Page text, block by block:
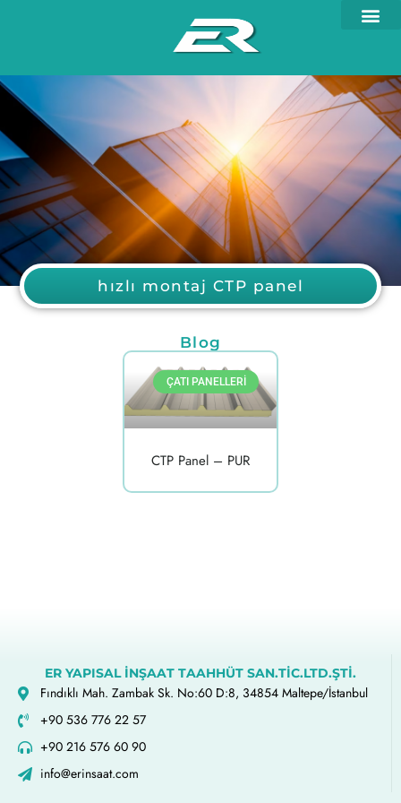
hızlı montaj CTP panel
Blog
ÇATI PANELLERI
CTP Panel – PUR
ER YAPISAL İNŞAAT TAAHHÜT SAN.TİC.LTD.ŞTİ.
Fındıklı Mah. Zambak Sk. No:60 D:8, 34854 Maltepe/İstanbul
+90 536 776 22 57
+90 216 576 60 90
info@erinsaat.com